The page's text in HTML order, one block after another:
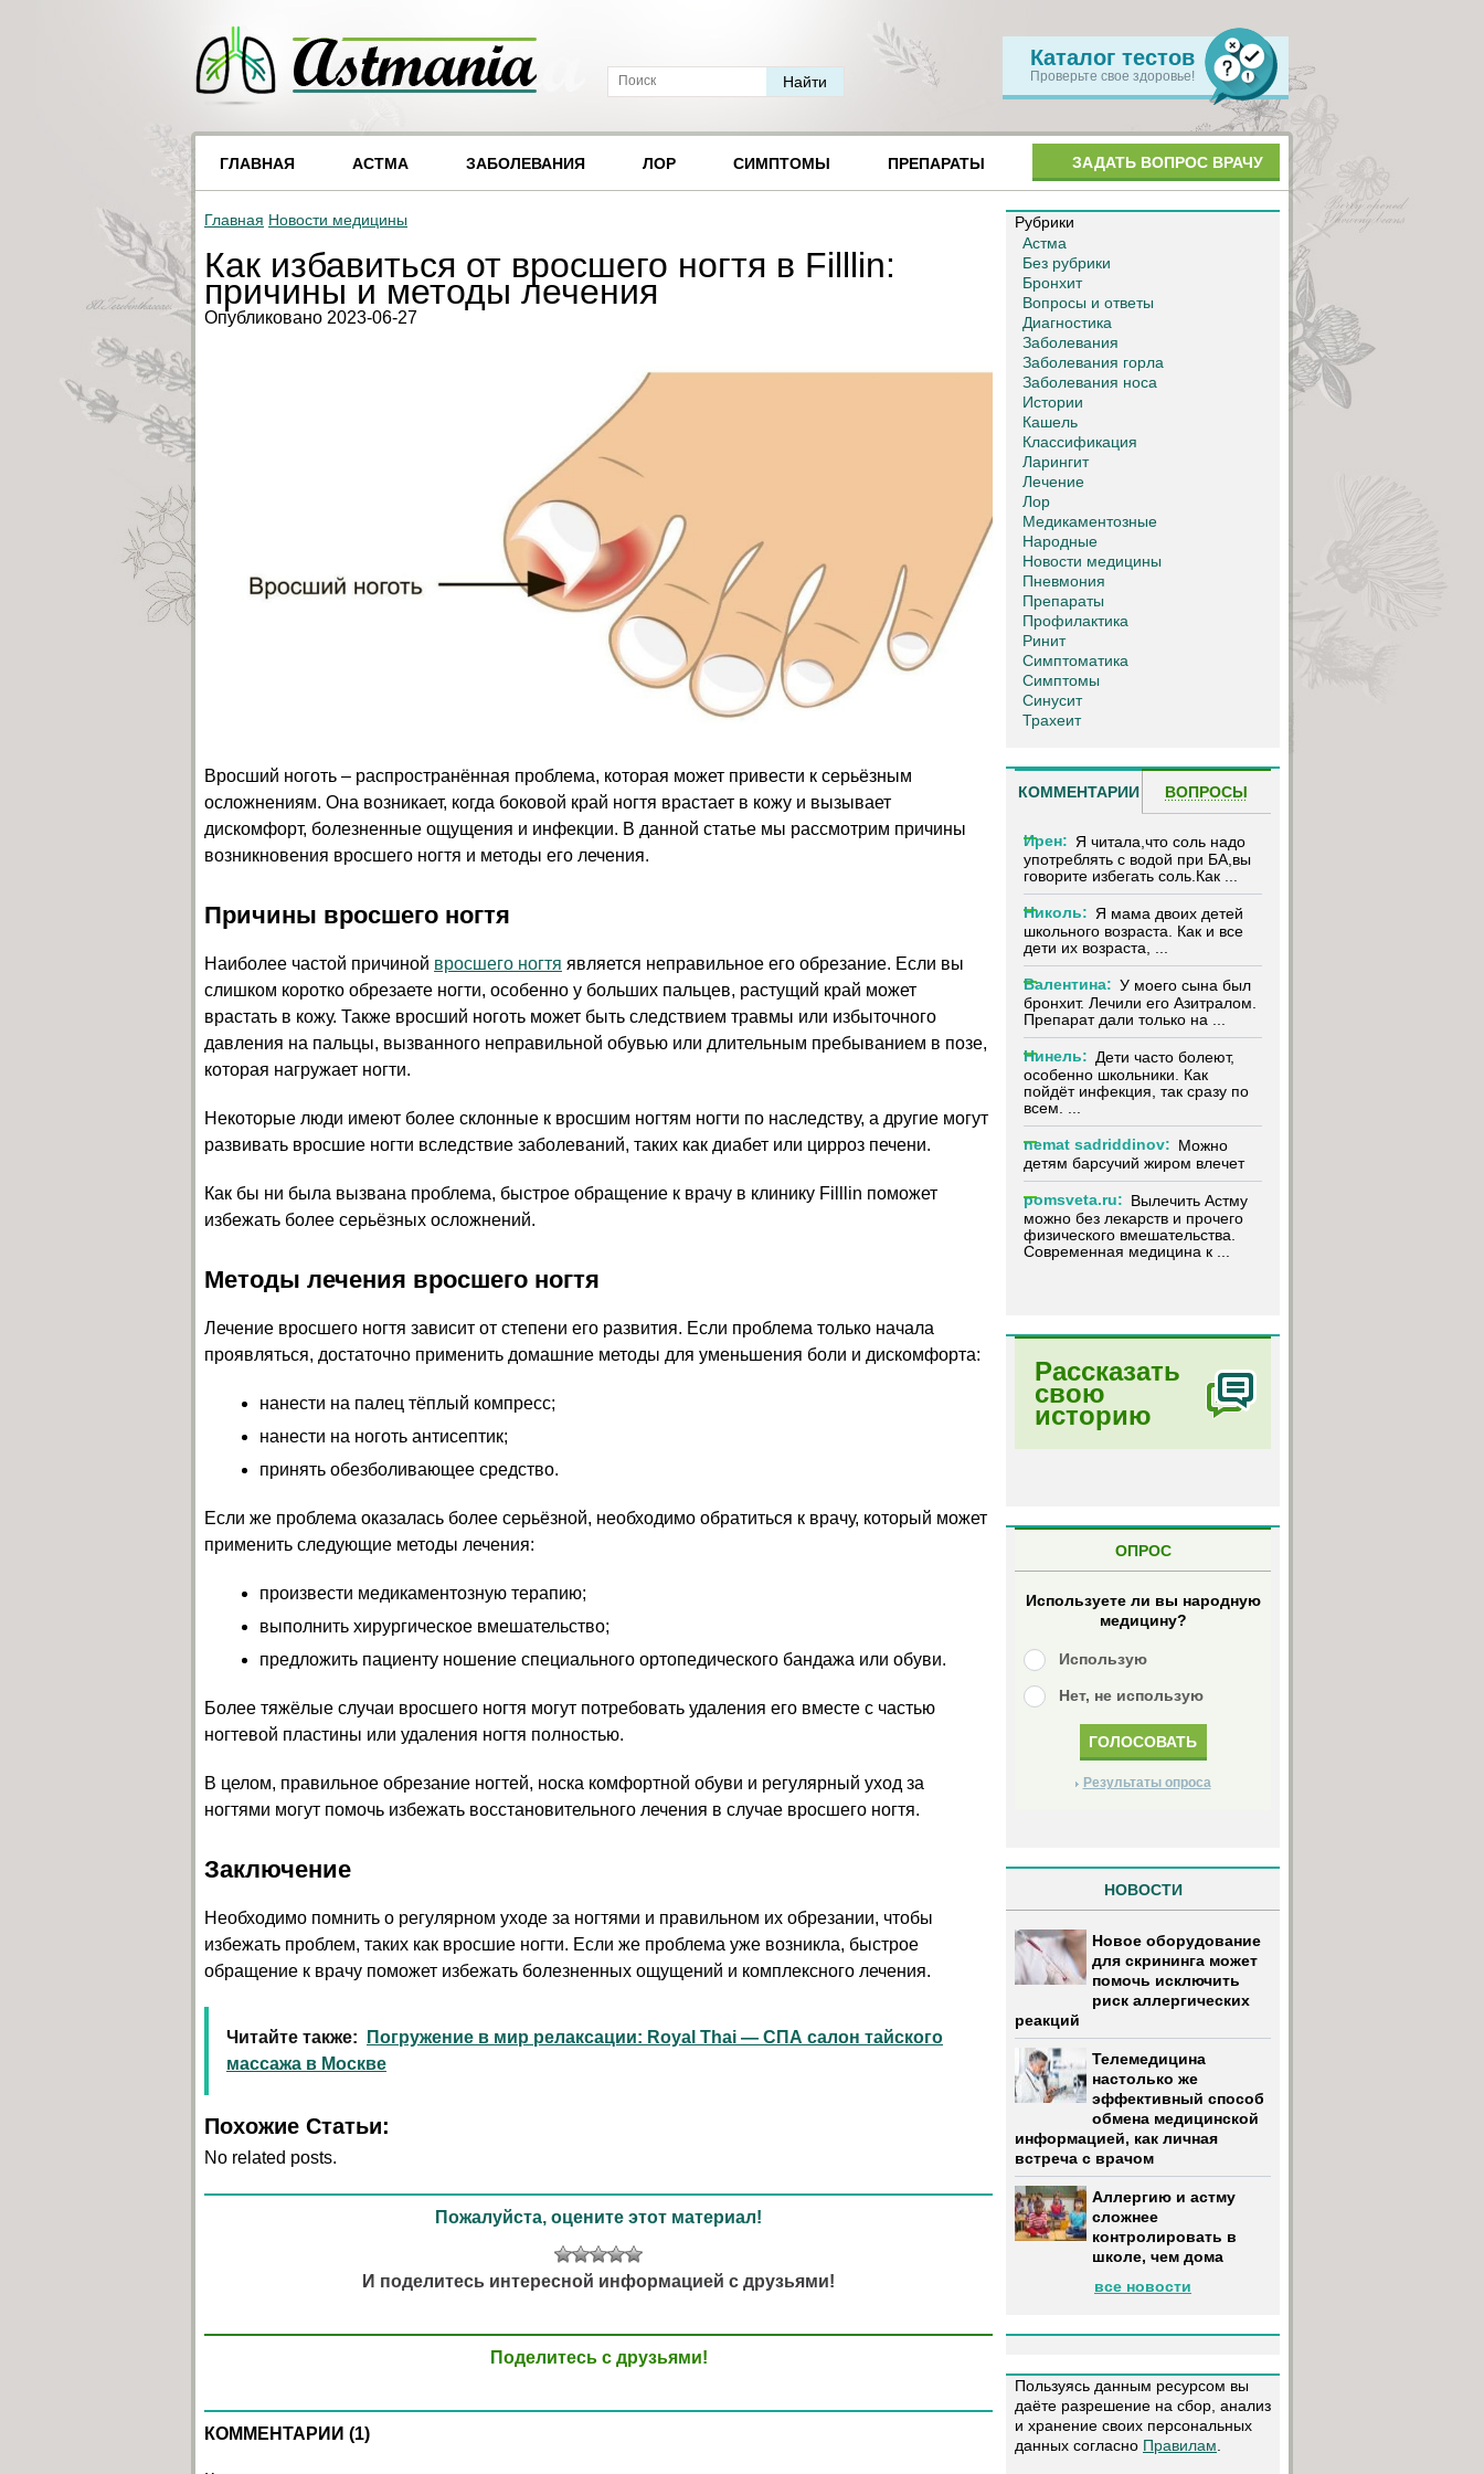
Каталог тестов
Проверьте свое здоровье!
ГЛАВНАЯ АСТМА ЗАБОЛЕВАНИЯ ЛОР СИМПТОМЫ ПРЕПАРАТЫ ЗАДАТЬ ВОПРОС ВРАЧУ
Главная Новости медицины
Как избавиться от вросшего ногтя в Filllin:
причины и методы лечения
Опубликовано 2023-06-27
Вросший ноготь – распространённая проблема, которая может привести к серьёзным
осложнениям. Она возникает, когда боковой край ногтя врастает в кожу и вызывает
дискомфорт, болезненные ощущения и инфекции. В данной статье мы рассмотрим причины
возникновения вросшего ногтя и методы его лечения.
Причины вросшего ногтя
Наиболее частой причиной вросшего ногтя является неправильное его обрезание. Если вы
слишком коротко обрезаете ногти, особенно у больших пальцев, растущий край может
врастать в кожу. Также вросший ноготь может быть следствием травмы или избыточного
давления на пальцы, вызванного неправильной обувью или длительным пребыванием в позе,
которая нагружает ногти.
Некоторые люди имеют более склонные к вросшим ногтям ногти по наследству, а другие могут
развивать вросшие ногти вследствие заболеваний, таких как диабет или цирроз печени.
Как бы ни была вызвана проблема, быстрое обращение к врачу в клинику Filllin поможет
избежать более серьёзных осложнений.
Методы лечения вросшего ногтя
Лечение вросшего ногтя зависит от степени его развития. Если проблема только начала
проявляться, достаточно применить домашние методы для уменьшения боли и дискомфорта:
нанести на палец тёплый компресс;
нанести на ноготь антисептик;
принять обезболивающее средство.
Если же проблема оказалась более серьёзной, необходимо обратиться к врачу, который может
применить следующие методы лечения:
произвести медикаментозную терапию;
выполнить хирургическое вмешательство;
предложить пациенту ношение специального ортопедического бандажа или обуви.
Более тяжёлые случаи вросшего ногтя могут потребовать удаления его вместе с частью
ногтевой пластины или удаления ногтя полностью.
В целом, правильное обрезание ногтей, носка комфортной обуви и регулярный уход за
ногтями могут помочь избежать восстановительного лечения в случае вросшего ногтя.
Заключение
Необходимо помнить о регулярном уходе за ногтями и правильном их обрезании, чтобы
избежать проблем, таких как вросшие ногти. Если же проблема уже возникла, быстрое
обращение к врачу поможет избежать болезненных ощущений и комплексного лечения.
Читайте также:
Погружение в мир релаксации: Royal Thai — СПА салон тайского
массажа в Москве
Похожие Статьи:
No related posts.
Пожалуйста, оцените этот материал!
И поделитесь интересной информацией с друзьями!
Поделитесь с друзьями!
КОММЕНТАРИИ (1)
Рубрики
Астма
Без рубрики
Бронхит
Вопросы и ответы
Диагностика
Заболевания
Заболевания горла
Заболевания носа
Истории
Кашель
Классификация
Ларингит
Лечение
Лор
Медикаментозные
Народные
Новости медицины
Пневмония
Препараты
Профилактика
Ринит
Симптоматика
Симптомы
Синусит
Трахеит
КОММЕНТАРИИ ВОПРОСЫ
Ирен: Я читала,что соль надо
употреблять с водой при БА,вы
говорите избегать соль.Как ...
Николь: Я мама двоих детей
школьного возраста. Как и все
дети их возраста, ...
Валентина: У моего сына был
бронхит. Лечили его Азитралом.
Препарат дали только на ...
Нинель: Дети часто болеют,
особенно школьники. Как
пойдёт инфекция, так сразу по
всем. ...
nemat sadriddinov: Можно
детям барсучий жиром влечет
pomsveta.ru: Вылечить Астму
можно без лекарств и прочего
физического вмешательства.
Современная медицина к ...
Рассказать
свою
историю
ОПРОС
Используете ли вы народную
медицину?
Использую
Нет, не использую
Результаты опроса
НОВОСТИ
Новое оборудование
для скрининга может
помочь исключить
риск аллергических
реакций
Телемедицина
настолько же
эффективный способ
обмена медицинской
информацией, как личная
встреча с врачом
Аллергию и астму
сложнее
контролировать в
школе, чем дома
все новости
Пользуясь данным ресурсом вы
даёте разрешение на сбор, анализ
и хранение своих персональных
данных согласно Правилам